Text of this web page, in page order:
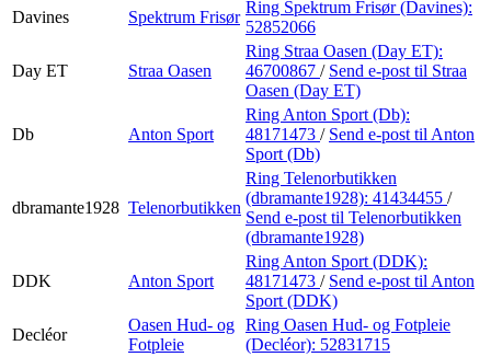
Davines
Spektrum Frisør
Ring Spektrum Frisør (Davines):
52852066
Day ET Straa Oasen
Ring Straa Oasen (Day ET):
46700867 / Send e-post til Straa
Oasen (Day ET)
Db Anton Sport
Ring Anton Sport (Db):
48171473 / Send e-post til Anton
Sport (Db)
dbramante1928 Telenorbutikken
Ring Telenorbutikken
(dbramante1928): 41434455 /
Send e-post til Telenorbutikken
(dbramante1928)
DDK Anton Sport
Ring Anton Sport (DDK):
48171473 / Send e-post til Anton
Sport (DDK)
Decléor
Oasen Hud- og
Fotpleie
Ring Oasen Hud- og Fotpleie
(Decléor): 52831715